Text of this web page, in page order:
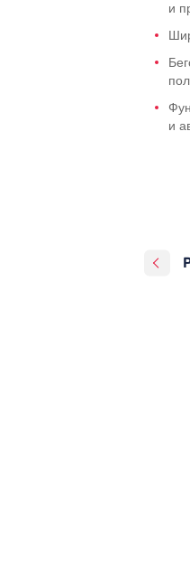
и
и